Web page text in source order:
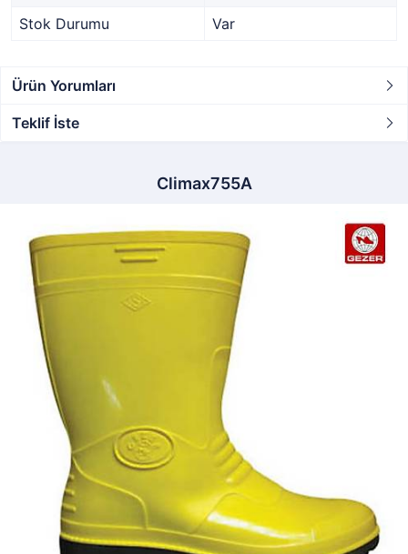
Stok Durumu
Var
Ürün Yorumları
Teklif İste
Climax755A